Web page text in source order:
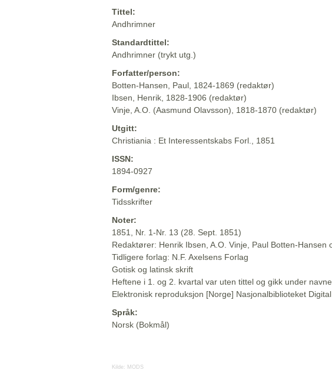
Tittel:
Andhrimner
Standardtittel:
Andhrimner (trykt utg.)
Forfatter/person:
Botten-Hansen, Paul, 1824-1869 (redaktør)
Ibsen, Henrik, 1828-1906 (redaktør)
Vinje, A.O. (Aasmund Olavsson), 1818-1870 (redaktør)
Utgitt:
Christiania : Et Interessentskabs Forl., 1851
ISSN:
1894-0927
Form/genre:
Tidsskrifter
Noter:
1851, Nr. 1-Nr. 13 (28. Sept. 1851)
Redaktører: Henrik Ibsen, A.O. Vinje, Paul Botten-Hansen
Tidligere forlag: N.F. Axelsens Forlag
Gotisk og latinsk skrift
Heftene i 1. og 2. kvartal var uten tittel og gikk under
Elektronisk reproduksjon [Norge] Nasjonalbiblioteket
Språk:
Norsk (Bokmål)
Kilde: MODS